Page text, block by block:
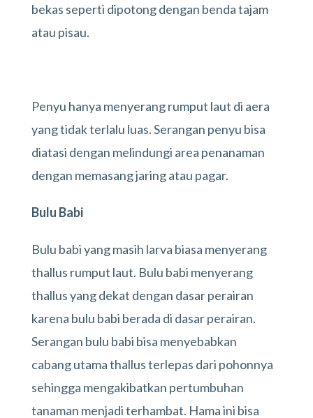
bekas seperti dipotong dengan benda tajam
atau pisau.
Penyu hanya menyerang rumput laut di aera
yang tidak terlalu luas. Serangan penyu bisa
diatasi dengan melindungi area penanaman
dengan memasang jaring atau pagar.
Bulu Babi
Bulu babi yang masih larva biasa menyerang
thallus rumput laut. Bulu babi menyerang
thallus yang dekat dengan dasar perairan
karena bulu babi berada di dasar perairan.
Serangan bulu babi bisa menyebabkan
cabang utama thallus terlepas dari pohonnya
sehingga mengakibatkan pertumbuhan
tanaman menjadi terhambat. Hama ini bisa